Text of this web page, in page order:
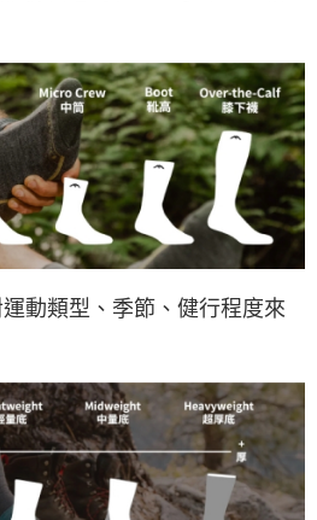
動類型、季節、健行程度來